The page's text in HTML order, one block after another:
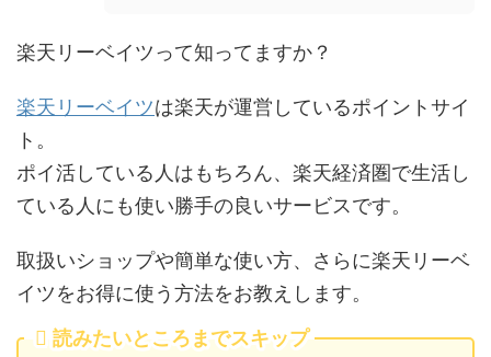
楽天リーベイツって知ってますか？
楽天リーベイツは楽天が運営しているポイントサイ
ト。
ポイ活している人はもちろん、楽天経済圏で生活し
ている人にも使い勝手の良いサービスです。
取扱いショップや簡単な使い方、さらに楽天リーベ
イツをお得に使う方法をお教えします。
読みたいところまでスキップ